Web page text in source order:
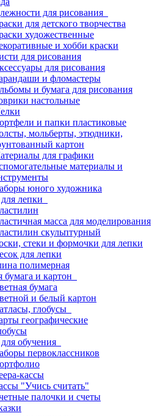
для рисования
для детского творчества
художественные
и хобби краски
для рисования
для рисования
и фломастеры
и бумага для рисования
настольные
и папки пластиковые
мольберты, этюдники,
картон
для графики
материалы и
юного художника
лепки
масса для моделирования
скульптурный
стеки и формочки для лепки
для лепки
полимерная
бумага и картон
бумага
и белый картон
глобусы
географические
обучения
первоклассников
кассы
"Учись считать"
палочки и счеты